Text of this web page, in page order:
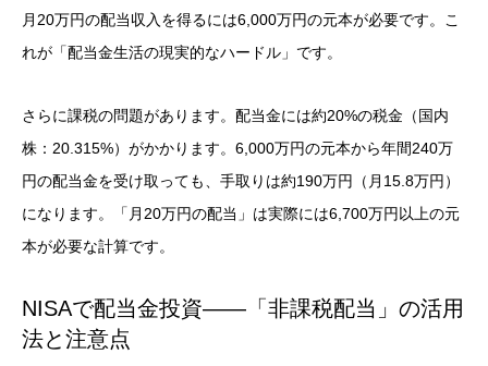
月20万円の配当収入を得るには6,000万円の元本が必要です。こ
れが「配当金生活の現実的なハードル」です。
さらに課税の問題があります。配当金には約20%の税金（国内
株：20.315%）がかかります。6,000万円の元本から年間240万
円の配当金を受け取っても、手取りは約190万円（月15.8万円）
になります。「月20万円の配当」は実際には6,700万円以上の元
本が必要な計算です。
NISAで配当金投資——「非課税配当」の活用
法と注意点